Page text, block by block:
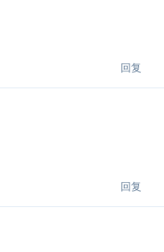
回复
回复